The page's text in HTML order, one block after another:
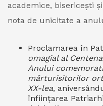
academice, bisericești
nota de unicitate a
Proclamarea în
omagial al
Anului
mărturisitorilor
XX-lea,
înființarea